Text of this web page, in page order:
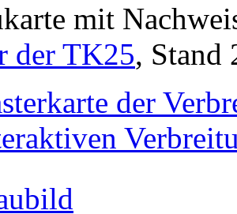
mit
der TK25, Stand
der